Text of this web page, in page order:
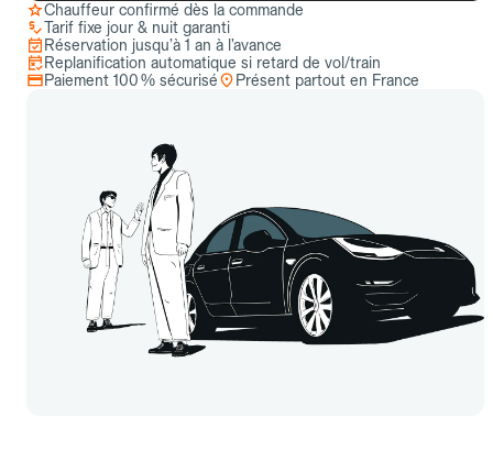
Chauffeur confirmé dès la commande
Tarif fixe jour & nuit garanti
Réservation jusqu’à 1 an à l’avance
Replanification automatique si retard de vol/train
Paiement 100 % sécurisé
Présent partout en France